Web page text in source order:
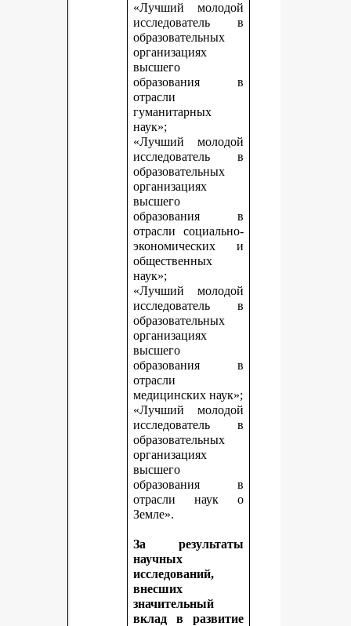
«Лучший молодой
исследователь в
образовательных
организациях
высшего
образования в
отрасли
гуманитарных
наук»;
«Лучший молодой
исследователь в
образовательных
организациях
высшего
образования в
отрасли социально-
экономических и
общественных
наук»;
«Лучший молодой
исследователь в
образовательных
организациях
высшего
образования в
отрасли
медицинских наук»;
«Лучший молодой
исследователь в
образовательных
организациях
высшего
образования в
отрасли наук о
Земле».
За результаты
научных
исследований,
внесших
значительный
вклад в развитие